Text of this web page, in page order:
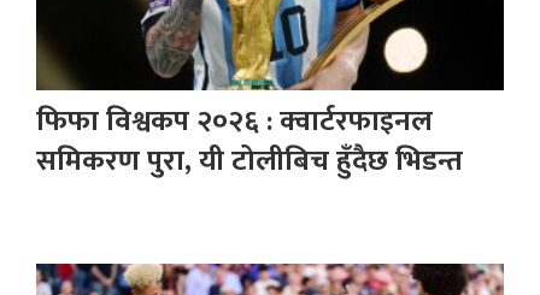
फिफा विश्वकप २०२६ : क्वार्टरफाइनल
समिकरण पुरा, यी टोलीबिच हुँदैछ भिडन्त